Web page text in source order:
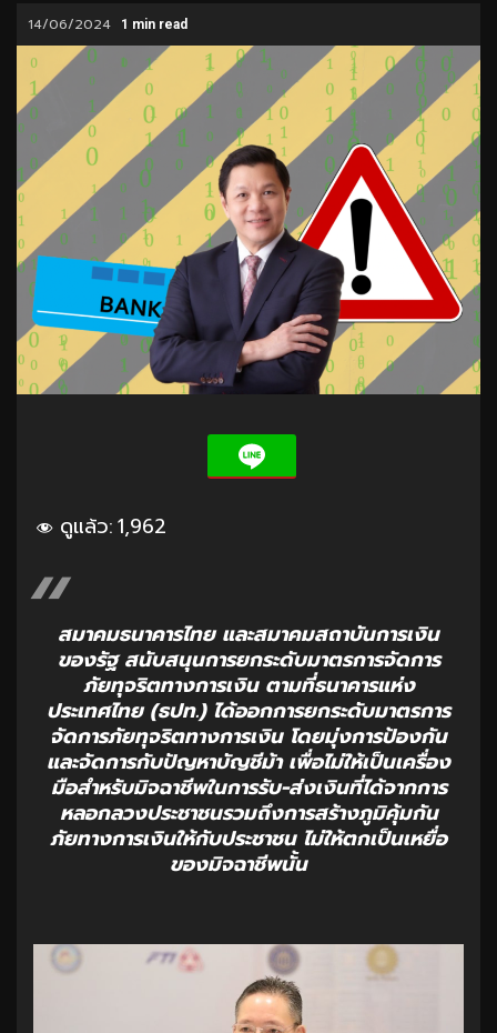
14/06/2024 1 min read
ดูแล้ว:1,962
สมาคมธนาคารไทย และสมาคมสถาบันการเงิน
ของรัฐ สนับสนุนการยกระดับมาตรการจัดการ
ภัยทุจริตทางการเงิน ตามที่ธนาคารแห่ง
ประเทศไทย (ธปท.) ได้ออกการยกระดับมาตรการ
จัดการภัยทุจริตทางการเงิน โดยมุ่งการป้องกัน
และจัดการกับปัญหาบัญชีม้า เพื่อไม่ให้เป็นเครื่อง
มือสำหรับมิจฉาชีพในการรับ-ส่งเงินที่ได้จากการ
หลอกลวงประชาชนรวมถึงการสร้างภูมิคุ้มกัน
ภัยทางการเงินให้กับประชาชน ไม่ให้ตกเป็นเหยื่อ
ของมิจฉาชีพนั้น